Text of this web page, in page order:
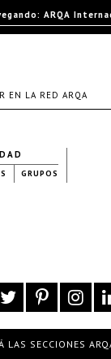
GRUPOS
LAS SECCIONES
ARQA